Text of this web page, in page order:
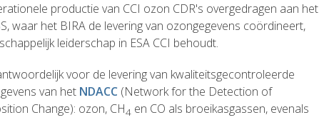
productie van CCI ozon CDR's overgedragen aan het
waar het BIRA de levering van ozongegevens coördineert,
leiderschap in ESA CCI behoudt.
voor de levering van kwaliteitsgecontroleerde
van het NDACC (Network for the Detection of
Change): ozon, CH4 en CO als broeikasgassen, evenals